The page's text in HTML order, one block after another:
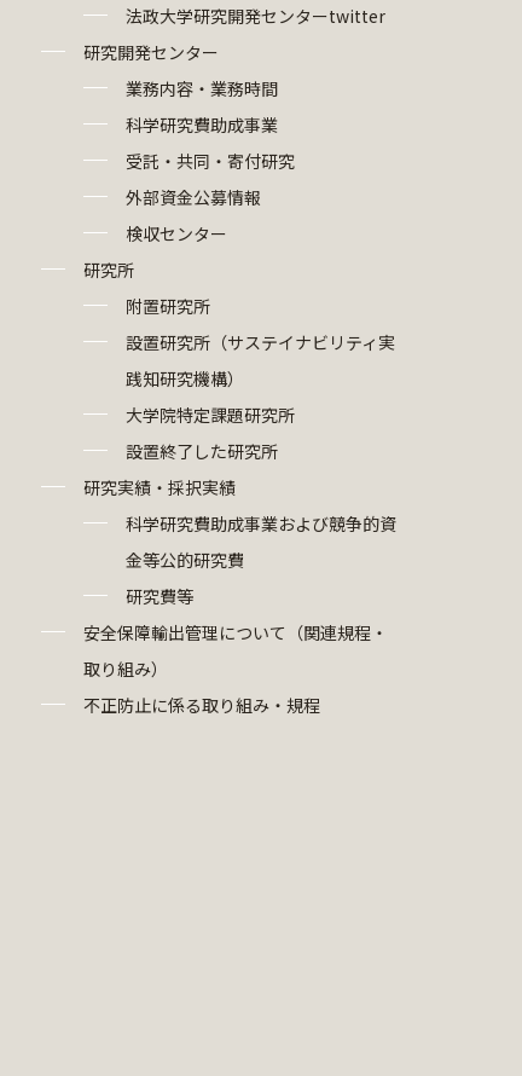
法政大学研究開発センターtwitter
研究開発センター
業務内容・業務時間
科学研究費助成事業
受託・共同・寄付研究
外部資金公募情報
検収センター
研究所
附置研究所
設置研究所（サステイナビリティ実
践知研究機構）
大学院特定課題研究所
設置終了した研究所
研究実績・採択実績
科学研究費助成事業および競争的資
金等公的研究費
研究費等
安全保障輸出管理について（関連規程・
取り組み）
不正防止に係る取り組み・規程